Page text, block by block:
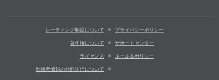
レーティング制度について プライバシーポリシー
著作権について サポートセンター
ライセンス ルール＆ポリシー
利用者情報の外部送信について